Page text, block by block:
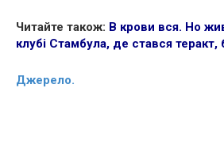
Читайте також: В крови вся. Но
клубі Стамбула, де стався теракт,
Джерело.